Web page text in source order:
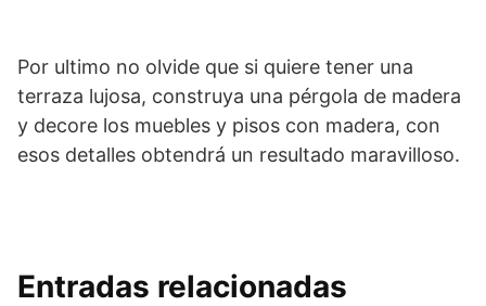
Por ultimo no olvide que si quiere tener una
terraza lujosa, construya una pérgola de madera
y decore los muebles y pisos con madera, con
esos detalles obtendrá un resultado maravilloso.
Entradas relacionadas